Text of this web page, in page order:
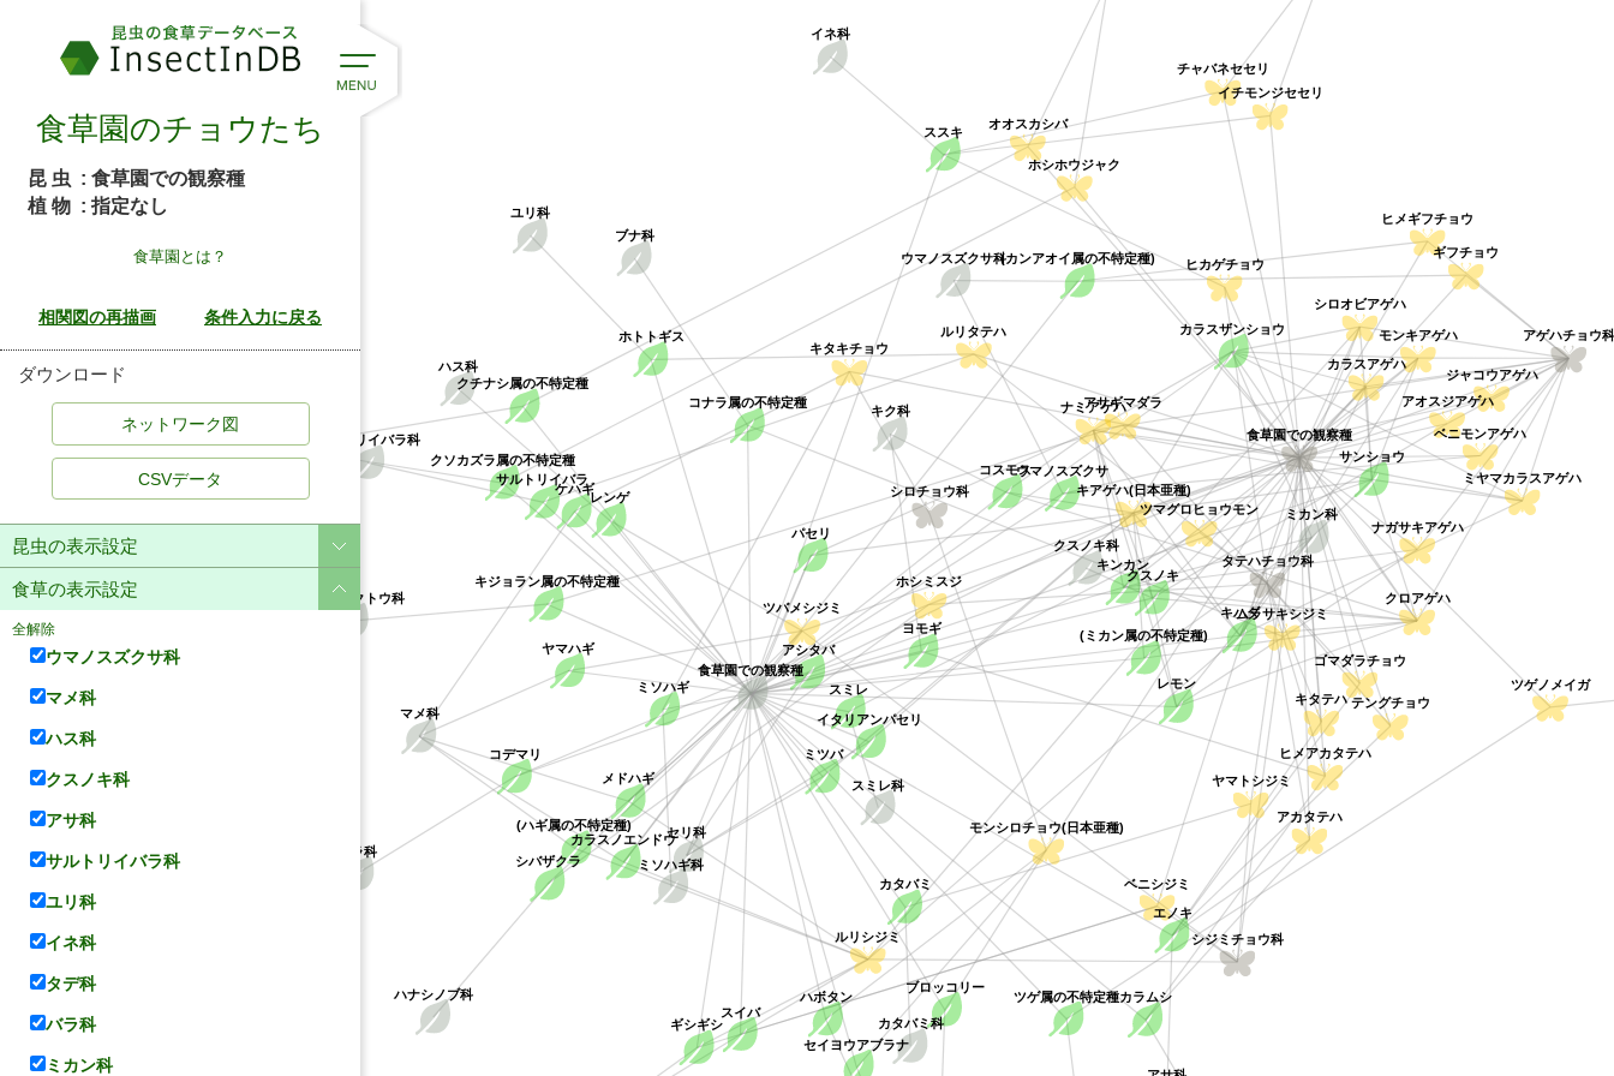
ウマノスズクサ科
ウマノスズクサ
アゲハチョウ
ジャコウアゲハ
マメ科
ヤマハギ
シジミチョウ科
ツバメシジミ
メドハギ
ハス科
レンゲ
カラスノエンドウ
クスノキ科
クスノキ
アオスジアゲハ
エノキ
タテハチョウ科
ゴマダラチョウ
サルトリイバラ科
サルトリイバラ
ルリタテハ
ユリ科
ホトトギス
ススキ
ヒカゲチョウ
テングチョウ
(カンアオイ属の不特定種)
ギフチョウ
スイバ
ベニシジミ
ギシギシ
バラ科
コデマリ
ホシミスジ
ベニモンアゲハ
カラスアゲハ
ミカン科
キハダ
カラスザンショウ
サンショウ
キンカン
モンキアゲハ
ミヤマカラスアゲハ
(ミカン属の不特定種)
キアゲハ(日本亜種)
セリ科
アシタバ
レモン
キク科
コスモス
ミツバ
パセリ
イタリアンパセリ
ナガサキアゲハ
シロオビアゲハ
クロアゲハ
ナミアゲハ
イチモンジセセリ
チャバネセセリ
セイヨウアブラナ
シロチョウ科
モンシロチョウ(日本亜種)
ハボタン
ブロッコリー
キタテハ
カタバミ科
カタバミ
ヤマトシジミ
ヨモギ
ヒメアカタテハ
カラムシ
アカタテハ
ミソハギ科
ミソハギ
キタキチョウ
ハナシノブ科
シバザクラ
スミレ科
スミレ
ツマグロヒョウモン
(ハギ属の不特定種)
ルリシジミ
ケハギ
ヒメギフチョウ
クチナシ属の不特定種
オオスカシバ
ツゲ属の不特定種
ツゲノメイガ
クソカズラ属の不特定種
ホシホウジャク
キョウチクトウ科
キジョラン属の不特定種
アサギマダラ
ブナ科
コナラ属の不特定種
ムラサキシジミ
食草園での観察種
食草園での観察種
食草園のチョウたち
昆 虫 : 食草園での観察種
植 物 : 指定なし
食草園とは？
ダウンロード
CSVデータ
昆虫の表示設定
食草の表示設定
全解除
ウマノスズクサ科
マメ科
ハス科
クスノキ科
アサ科
サルトリイバラ科
ユリ科
イネ科
タデ科
バラ科
ミカン科